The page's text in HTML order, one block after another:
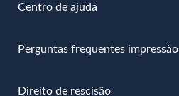
Centro de ajuda
Perguntas frequentes impressão
Direito de rescisão